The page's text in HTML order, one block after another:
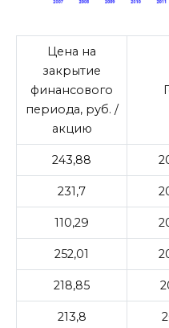
Цена на
закрытие
финансового
периода, руб. /
акцию
243,88
231,7
110,29
252,01
218,85
213,8